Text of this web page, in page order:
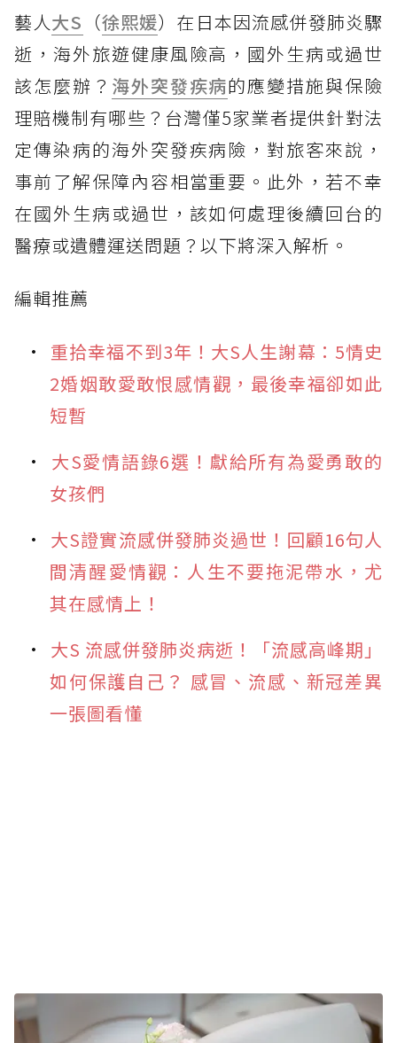
藝人大S （徐熙媛）在日本因流感併發肺炎驟
逝，海外旅遊健康風險高，國外生病或過世
該怎麼辦？ 海外突發疾病的應變措施與保險
理賠機制有哪些？台灣僅5家業者提供針對法
定傳染病的海外突發疾病險，對旅客來說，
事前了解保障內容相當重要。此外，若不幸
在國外生病或過世，該如何處理後續回台的
醫療或遺體運送問題？以下將深入解析。
編輯推薦
重拾幸福不到3年！大S人生謝幕：5情史
2婚姻敢愛敢恨感情觀，最後幸福卻如此
短暫
大S愛情語錄6選！獻給所有為愛勇敢的
女孩們
大S證實流感併發肺炎過世！回顧16句人
間清醒愛情觀：人生不要拖泥帶水，尤
其在感情上！
大S 流感併發肺炎病逝！「流感高峰期」
如何保護自己？ 感冒、流感、新冠差異
一張圖看懂